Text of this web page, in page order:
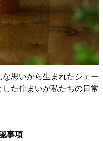
な思いから生まれたシェー
た佇まいが私たちの日常
事項